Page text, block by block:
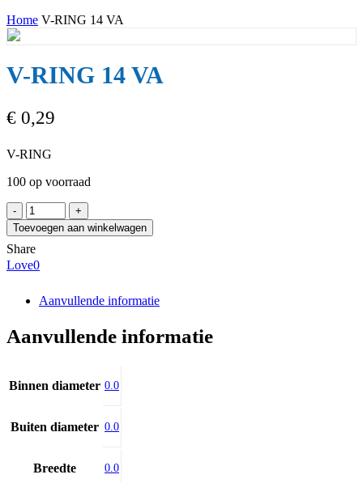
Home V-RING 14 VA
V-RING 14 VA
€ 0,29
V-RING
100 op voorraad
V-
RING
14
VA
aantal
Toevoegen aan winkelwagen
Share
Love0
Aanvullende informatie
Aanvullende informatie
Binnen diameter 0.0
Buiten diameter 0.0
Breedte 0.0